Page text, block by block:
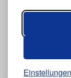
Einstellungen